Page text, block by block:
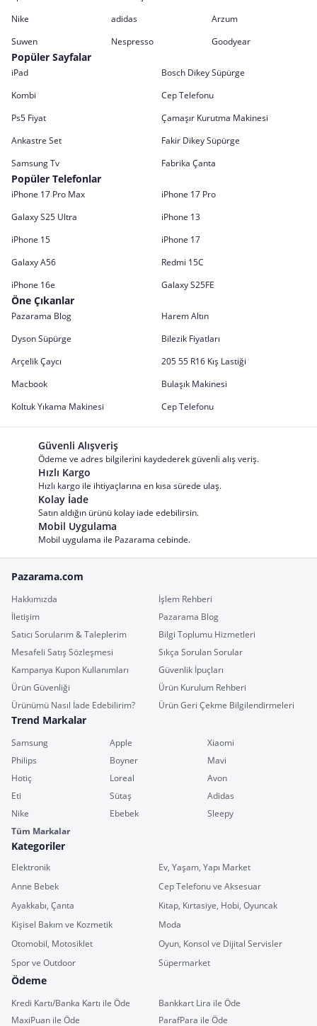
Nike
adidas
Arzum
Suwen
Nespresso Goodyear
Popüler Sayfalar
iPad
Bosch Dikey Süpürge
Kombi
Cep Telefonu
Ps5 Fiyat
Çamaşır Kurutma Makinesi
Ankastre Set
Fakir Dikey Süpürge
Samsung Tv
Fabrika Çanta
Popüler Telefonlar
iPhone 17 Pro Max
iPhone 17 Pro
Galaxy S25 Ultra
iPhone 13
iPhone 15
iPhone 17
Galaxy A56
Redmi 15C
iPhone 16e
Galaxy S25FE
Öne Çıkanlar
Pazarama Blog
Harem Altın
Dyson Süpürge
Bilezik Fiyatları
Arçelik Çaycı
205 55 R16 Kış Lastiği
Macbook
Bulaşık Makinesi
Koltuk Yıkama Makinesi
Cep Telefonu
Güvenli Alışveriş
Ödeme ve adres bilgilerini kaydederek güvenli alış veriş.
Hızlı Kargo
Hızlı kargo ile ihtiyaçlarına en kısa sürede ulaş.
Kolay İade
Satın aldığın ürünü kolay iade edebilirsin.
Mobil Uygulama
Mobil uygulama ile Pazarama cebinde.
Pazarama.com
Hakkımızda
İşlem Rehberi
İletişim
Pazarama Blog
Satıcı Sorularım & Taleplerim
Bilgi Toplumu Hizmetleri
Mesafeli Satış Sözleşmesi
Sıkça Sorulan Sorular
Kampanya Kupon Kullanımları
Güvenlik İpuçları
Ürün Güvenliği
Ürün Kurulum Rehberi
Ürünümü Nasıl İade Edebilirim?
Ürün Geri Çekme Bilgilendirmeleri
Trend Markalar
Samsung Apple
Xiaomi
Philips
Boyner
Mavi
Hotiç
Loreal
Avon
Eti
Sütaş
Adidas
Nike
Ebebek
Sleepy
Tüm Markalar
Kategoriler
Elektronik
Ev, Yaşam, Yapı Market
Anne Bebek
Cep Telefonu ve Aksesuar
Ayakkabı, Çanta
Kitap, Kırtasiye, Hobi, Oyuncak
Kişisel Bakım ve Kozmetik
Moda
Otomobil, Motosiklet
Oyun, Konsol ve Dijital Servisler
Spor ve Outdoor
Süpermarket
Ödeme
Kredi Kartı/Banka Kartı ile Öde
Bankkart Lira ile Öde
MaxiPuan ile Öde
ParafPara ile Öde